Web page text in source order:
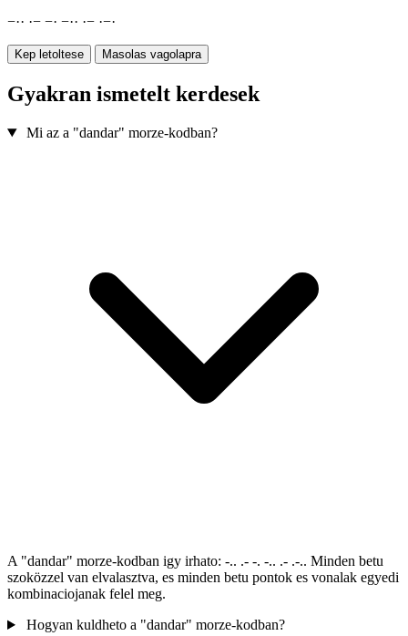
−·· ·− −· −·· ·− ·−·
Kep letoltese Masolas vagolapra
Gyakran ismetelt kerdesek
Mi az a "dandar" morze-kodban?
A "dandar" morze-kodban igy irhato: -.. .- -. -.. .- .-.. Minden betu
szoközzel van elvalasztva, es minden betu pontok es vonalak egyedi
kombinaciojanak felel meg.
Hogyan kuldheto a "dandar" morze-kodban?